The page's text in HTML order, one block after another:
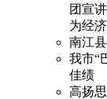
团宣
为经
南江
我市“
佳绩
高扬